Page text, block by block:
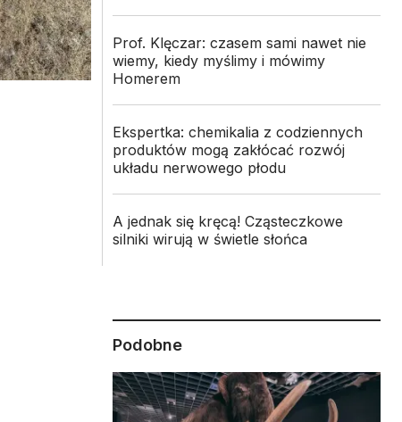
Prof. Klęczar: czasem sami nawet nie
wiemy, kiedy myślimy i mówimy
Homerem
Ekspertka: chemikalia z codziennych
produktów mogą zakłócać rozwój
układu nerwowego płodu
A jednak się kręcą! Cząsteczkowe
silniki wirują w świetle słońca
Podobne